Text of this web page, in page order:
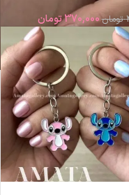
تومان370,000تومان